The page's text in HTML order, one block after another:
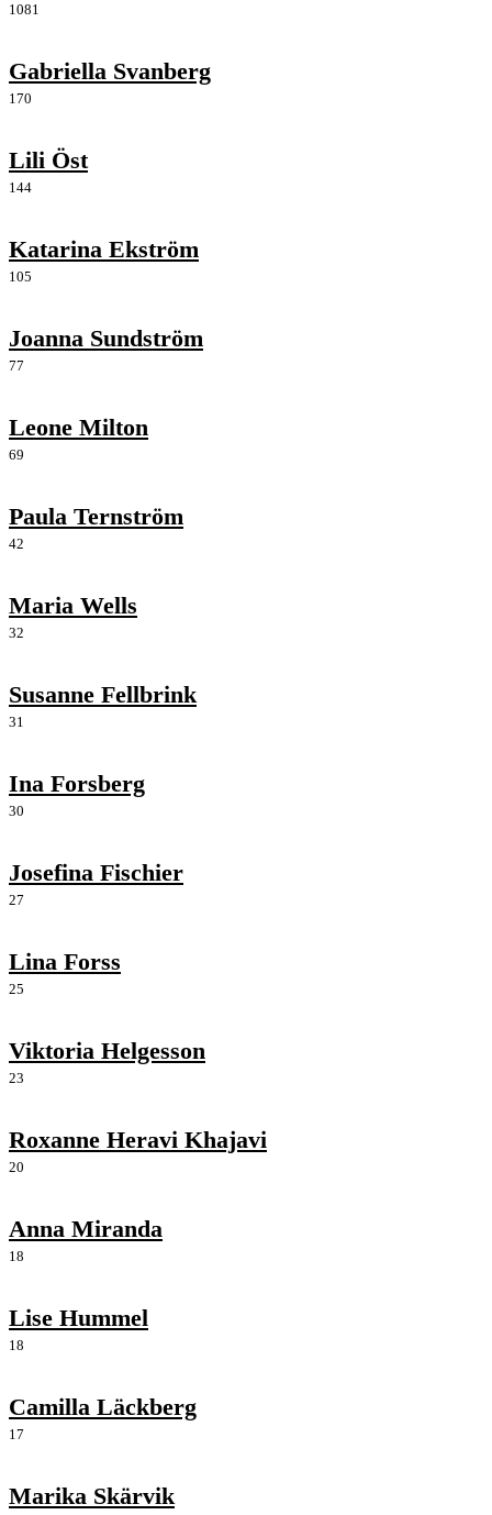
1081
Gabriella Svanberg
170
Lili Öst
144
Katarina Ekström
105
Joanna Sundström
77
Leone Milton
69
Paula Ternström
42
Maria Wells
32
Susanne Fellbrink
31
Ina Forsberg
30
Josefina Fischier
27
Lina Forss
25
Viktoria Helgesson
23
Roxanne Heravi Khajavi
20
Anna Miranda
18
Lise Hummel
18
Camilla Läckberg
17
Marika Skärvik